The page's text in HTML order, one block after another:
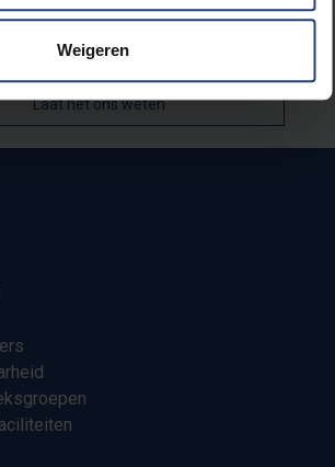
Weigeren
fout op deze pagina?
Laat het ons weten